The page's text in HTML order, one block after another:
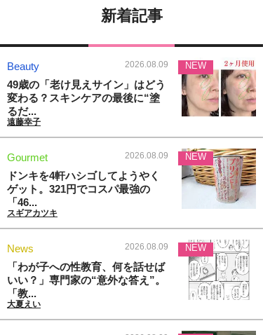
新着記事
Beauty 2026.08.09
49歳の「老け見えサイン」はどう
変わる？スキンケアの最後に“塗
るだ...
遠藤幸子
NEW
Gourmet 2026.08.09
ドンキを4軒ハシゴしてようやく
ゲット。321円でコスパ最強の
「46...
スギアカツキ
NEW
News 2026.08.09
「わが子への性教育、何を話せば
いい？」専門家の“意外な答え”。
「教...
大夏えい
NEW